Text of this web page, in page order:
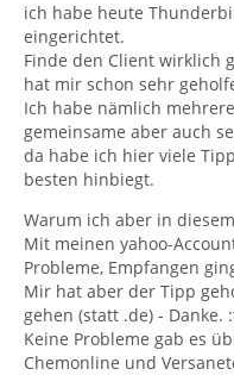
ich habe heute
eingerichtet.
Finde den Client wirklich
hat mir schon sehr
Ich habe nämlich
gemeinsame aber auch
da habe ich hier viele
besten hinbiegt.
Warum ich aber in
Mit meinen yahoo-
Probleme, Empfangen
Mir hat aber der Tipp
gehen (statt .de) - Danke.
Keine Probleme gab es
Chemonline und